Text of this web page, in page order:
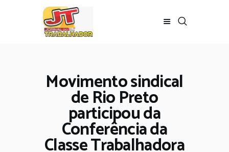
Movimento sindical
de Rio Preto
participou da
Conferência da
Classe Trabalhadora